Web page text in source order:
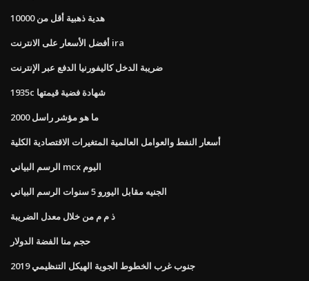
هدية ذهبية أقل من 10000
أفضل الأسعار على الانترنت ira
ضريبة الدخل كاليفورنيا الدفع عبر الإنترنت
1935c شهادة فضية قيمتها
ما هو مؤشر راسل 2000
أسعار النفط والعوامل العالمية المتغيرات الاقتصادية الكلية
الرسم البياني mcx اليوم
الجنيه مقابل اليورو 5 سنوات الرسم البياني
ذ م م من خلال معدل الضريبة
حجم منا الفضة الدولار
جنوب غرب الخطوط الجوية الهيكل التنظيمي 2019